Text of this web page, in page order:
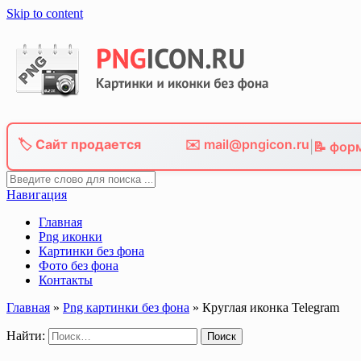
Skip to content
🏷️ Сайт продается ✉️ mail@pngicon.ru 📝
Навигация
Главная
Png иконки
Картинки без фона
Фото без фона
Контакты
Главная » Png картинки без фона » Круглая иконка Telegram
Найти: